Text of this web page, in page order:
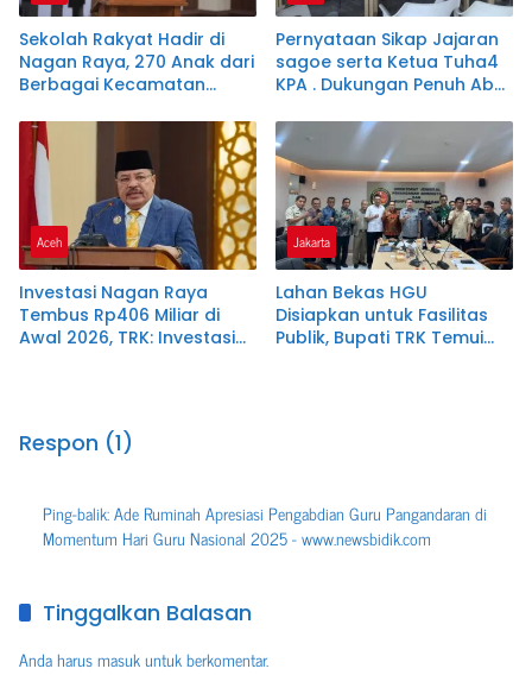
Sekolah Rakyat Hadir di
Nagan Raya, 270 Anak dari
Berbagai Kecamatan
Pernyataan Sikap Jajaran
sagoe serta Ketua Tuha4
KPA . Dukungan Penuh Abu
Malaka)
Aceh
Investasi Nagan Raya
Tembus Rp406 Miliar di
Awal 2026, TRK: Investasi
Jakarta
Lahan Bekas HGU
Disiapkan untuk Fasilitas
Publik, Bupati TRK Temui
Respon (1)
Ping-balik:Ade Ruminah Apresiasi Pengabdian Guru Pangandaran di
Momentum Hari Guru Nasional 2025 - www.newsbidik.com
Tinggalkan Balasan
Anda harusmasukuntuk berkomentar.